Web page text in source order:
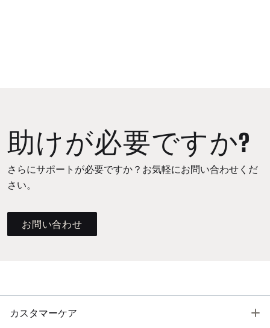
助けが必要ですか?
さらにサポートが必要ですか？お気軽にお問い合わせくだ
さい。
お問い合わせ
カスタマーケア